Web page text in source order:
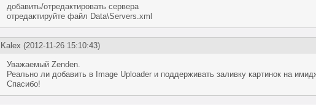
добавить/отредактировать сервера
отредактируйте файл Data\Servers.xml
Kalex (2012-11-26 15:10:43)
Уважаемый Zenden.
Реально ли добавить в Image Uploader и поддерживать заливку картинок на
Спасибо!